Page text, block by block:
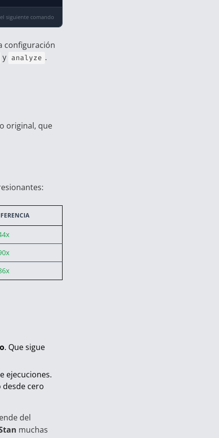
siguiente comando
configuración
y analyze .
original, que
. Que sigue
ejecuciones.
cero
del
muchas